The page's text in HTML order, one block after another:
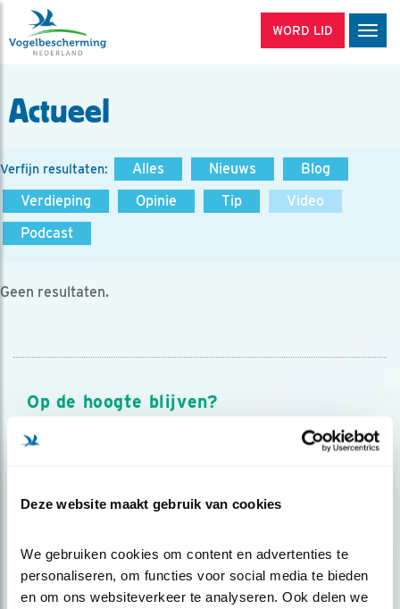
Deze website maakt gebruik van cookies
We gebruiken cookies om content en advertenties te
personaliseren, om functies voor social media te bieden
en om ons websiteverkeer te analyseren. Ook delen we
WORD LID
Actueel
Verfijn resultaten: Alles Nieuws
Blog
Verdieping
Opinie Tip
Video
Podcast
Geen resultaten.
Op de hoogte blijven?
Meld je aan en ontvang nieuws, inspiratie, acties en tips
over vogels en activiteiten van Vogelbescherming.